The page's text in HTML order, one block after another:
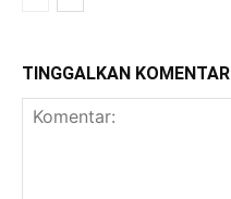
TINGGALKAN KOMENTAR